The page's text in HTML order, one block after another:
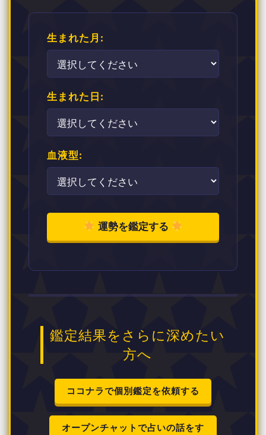
生まれた月:
生まれた日:
血液型:
運勢を鑑定する
鑑定結果をさらに深めたい
方へ
ココナラで個別鑑定を依頼する
オープンチャットで占いの話をす